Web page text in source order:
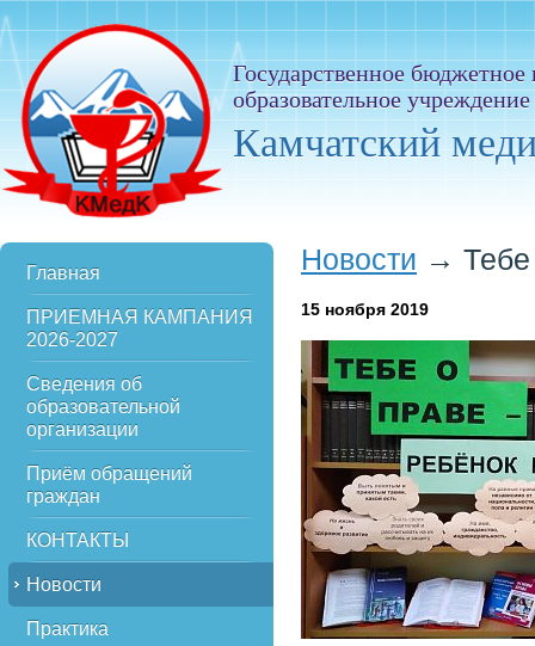
Государственное
образовательное
Камчатский
Главная
ПРИЕМНАЯ КАМПАНИЯ
2026-2027
Сведения об
образовательной
организации
Приём обращений
граждан
КОНТАКТЫ
Новости
Практика
Новости →
15 ноября 2019